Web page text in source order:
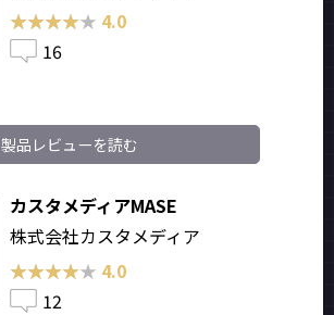
★★★★★
★★★★★ 4.0
16
製品レビューを読む
カスタメディアMASE
株式会社カスタメディア
★★★★★
★★★★★ 4.0
12